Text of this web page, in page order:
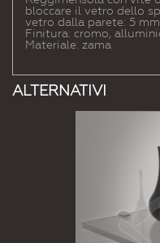
bloccare il vetro dello
vetro dalla parete: 5 mm
Finitura: cromo,
Materiale: zama
ALTERNATIVI